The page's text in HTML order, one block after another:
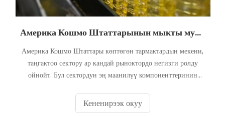
Америка Кошмо Штаттарынын мыкты мунай толтуруучу машина өндүрүүчүлөр
Америка Кошмо Штаттары көптөгөн тармактардын мекени,
таңгактоо сектору ар кандай рыноктордо негизги ролду
ойнойт. Бул сектордун эң маанилүү компоненттеринин
майлоочу майларга чейинки ишканалар үчүн зарыл болгон
май куюучу машиналар бар. Бул макалада И
Кененирээк окуу